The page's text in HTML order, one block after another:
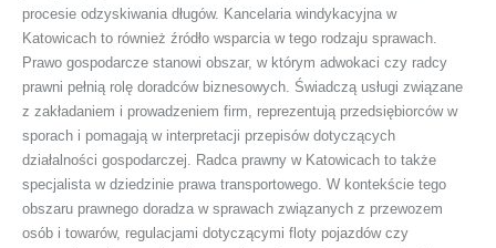
procesie odzyskiwania długów. Kancelaria windykacyjna w
Katowicach to również źródło wsparcia w tego rodzaju sprawach.
Prawo gospodarcze stanowi obszar, w którym adwokaci czy radcy
prawni pełnią rolę doradców biznesowych. Świadczą usługi związane
z zakładaniem i prowadzeniem firm, reprezentują przedsiębiorców w
sporach i pomagają w interpretacji przepisów dotyczących
działalności gospodarczej. Radca prawny w Katowicach to także
specjalista w dziedzinie prawa transportowego. W kontekście tego
obszaru prawnego doradza w sprawach związanych z przewozem
osób i towarów, regulacjami dotyczącymi floty pojazdów czy